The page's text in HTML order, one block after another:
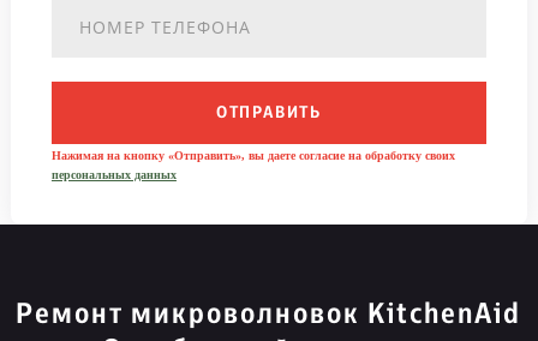
ОТПРАВИТЬ
Нажимая на кнопку «Отправить», вы даете согласие на обработку своих
персональных данных
Ремонт микроволновок KitchenAid